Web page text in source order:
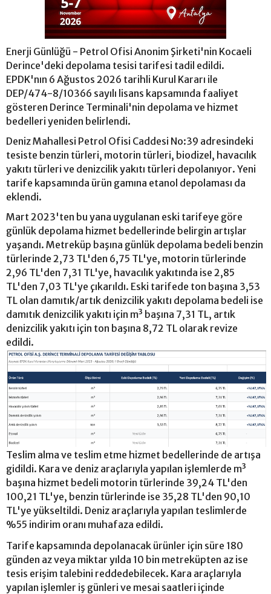
Enerji Günlüğü - Petrol Ofisi Anonim Şirketi'nin Kocaeli
Derince'deki depolama tesisi tarifesi tadil edildi.
EPDK'nın 6 Ağustos 2026 tarihli Kurul Kararı ile
DEP/474-8/10366 sayılı lisans kapsamında faaliyet
gösteren Derince Terminali'nin depolama ve hizmet
bedelleri yeniden belirlendi.
Deniz Mahallesi Petrol Ofisi Caddesi No:39 adresindeki
tesiste benzin türleri, motorin türleri, biodizel, havacılık
yakıtı türleri ve denizcilik yakıtı türleri depolanıyor. Yeni
tarife kapsamında ürün gamına etanol depolaması da
eklendi.
Mart 2023'ten bu yana uygulanan eski tarifeye göre
günlük depolama hizmet bedellerinde belirgin artışlar
yaşandı. Metreküp başına günlük depolama bedeli benzin
türlerinde 2,73 TL'den 6,75 TL'ye, motorin türlerinde
2,96 TL'den 7,31 TL'ye, havacılık yakıtında ise 2,85
TL'den 7,03 TL'ye çıkarıldı. Eski tarifede ton başına 3,53
TL olan damıtık/artık denizcilik yakıtı depolama bedeli ise
damıtık denizcilik yakıtı için m³ başına 7,31 TL, artık
denizcilik yakıtı için ton başına 8,72 TL olarak revize
edildi.
Teslim alma ve teslim etme hizmet bedellerinde de artışa
gidildi. Kara ve deniz araçlarıyla yapılan işlemlerde m³
başına hizmet bedeli motorin türlerinde 39,24 TL'den
100,21 TL'ye, benzin türlerinde ise 35,28 TL'den 90,10
TL'ye yükseltildi. Deniz araçlarıyla yapılan teslimlerde
%55 indirim oranı muhafaza edildi.
Tarife kapsamında depolanacak ürünler için süre 180
günden az veya miktar yılda 10 bin metreküpten az ise
tesis erişim talebini reddedebilecek. Kara araçlarıyla
yapılan işlemler iş günleri ve mesai saatleri içinde